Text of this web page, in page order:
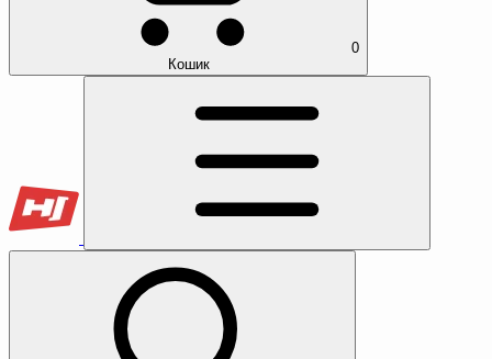
0
Кошик